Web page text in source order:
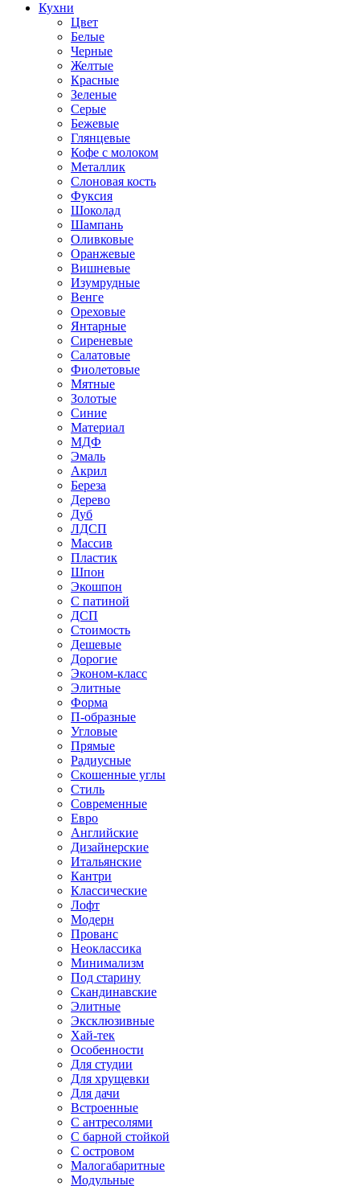
Кухни
Цвет
Белые
Черные
Желтые
Красные
Зеленые
Серые
Бежевые
Глянцевые
Кофе с молоком
Металлик
Слоновая кость
Фуксия
Шоколад
Шампань
Оливковые
Оранжевые
Вишневые
Изумрудные
Венге
Ореховые
Янтарные
Сиреневые
Салатовые
Фиолетовые
Мятные
Золотые
Синие
Материал
МДФ
Эмаль
Акрил
Береза
Дерево
Дуб
ЛДСП
Массив
Пластик
Шпон
Экошпон
С патиной
ДСП
Стоимость
Дешевые
Дорогие
Эконом-класс
Элитные
Форма
П-образные
Угловые
Прямые
Радиусные
Скошенные углы
Стиль
Современные
Евро
Английские
Дизайнерские
Итальянские
Кантри
Классические
Лофт
Модерн
Прованс
Неоклассика
Минимализм
Под старину
Скандинавские
Элитные
Эксклюзивные
Хай-тек
Особенности
Для студии
Для хрущевки
Для дачи
Встроенные
С антресолями
С барной стойкой
С островом
Малогабаритные
Модульные